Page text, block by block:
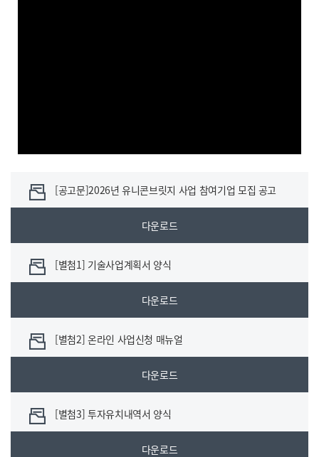
[공고문]2026년 유니콘브릿지 사업 참여기업 모집 공고
다운로드
[별첨1] 기술사업계획서 양식
다운로드
[별첨2] 온라인 사업신청 매뉴얼
다운로드
[별첨3] 투자유치내역서 양식
다운로드